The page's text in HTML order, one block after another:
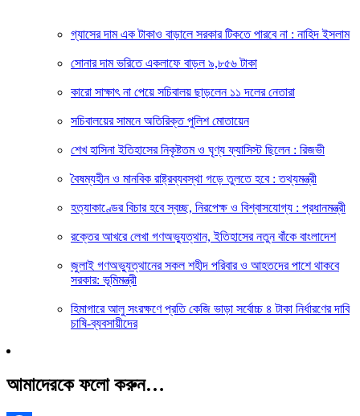
গ্যাসের দাম এক টাকাও বাড়ালে সরকার টিকতে পারবে না : নাহিদ ইসলাম
সোনার দাম ভরিতে একলাফে বাড়ল ৯,৮৫৬ টাকা
কারো সাক্ষাৎ না পেয়ে সচিবালয় ছাড়লেন ১১ দলের নেতারা
সচিবালয়ের সামনে অতিরিক্ত পুলিশ মোতায়েন
শেখ হাসিনা ইতিহাসের নিকৃষ্টতম ও ঘৃণ্য ফ্যাসিস্ট ছিলেন : রিজভী
বৈষম্যহীন ও মানবিক রাষ্ট্রব্যবস্থা গড়ে তুলতে হবে : তথ্যমন্ত্রী
হত্যাকাণ্ডের বিচার হবে স্বচ্ছ, নিরপেক্ষ ও বিশ্বাসযোগ্য : প্রধানমন্ত্রী
রক্তের আখরে লেখা গণঅভ্যুত্থান, ইতিহাসের নতুন বাঁকে বাংলাদেশ
জুলাই গণঅভ্যুত্থানের সকল শহীদ পরিবার ও আহতদের পাশে থাকবে
সরকার: ভূমিমন্ত্রী
হিমাগারে আলু সংরক্ষণে প্রতি কেজি ভাড়া সর্বোচ্চ ৪ টাকা নির্ধারণের দাবি
চাষি-ব্যবসায়ীদের
আমাদেরকে ফলো করুন…